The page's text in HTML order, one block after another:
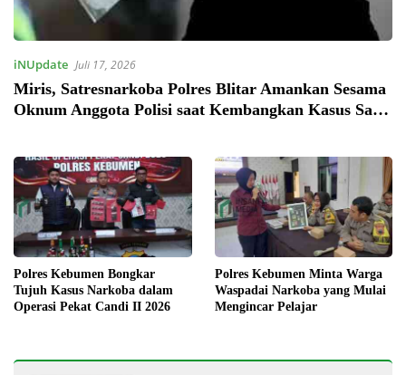
iNUpdate Juli 17, 2026
Miris, Satresnarkoba Polres Blitar Amankan Sesama
Oknum Anggota Polisi saat Kembangkan Kasus Sabu
Polres Kebumen Bongkar
Tujuh Kasus Narkoba dalam
Operasi Pekat Candi II 2026
Polres Kebumen Minta Warga
Waspadai Narkoba yang Mulai
Mengincar Pelajar